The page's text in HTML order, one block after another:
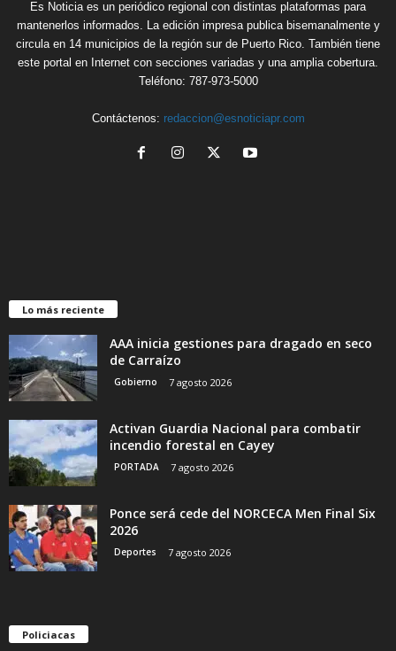
Es Noticia es un periódico regional con distintas plataformas para
mantenerlos informados. La edición impresa publica bisemanalmente y
circula en 14 municipios de la región sur de Puerto Rico. También tiene
este portal en Internet con secciones variadas y una amplia cobertura.
Teléfono: 787-973-5000
Contáctenos: redaccion@esnoticiapr.com
Lo más reciente
AAA inicia gestiones para dragado en seco
de Carraízo
Gobierno 7 agosto 2026
Activan Guardia Nacional para combatir
incendio forestal en Cayey
PORTADA 7 agosto 2026
Ponce será cede del NORCECA Men Final Six
2026
Deportes 7 agosto 2026
Policiacas